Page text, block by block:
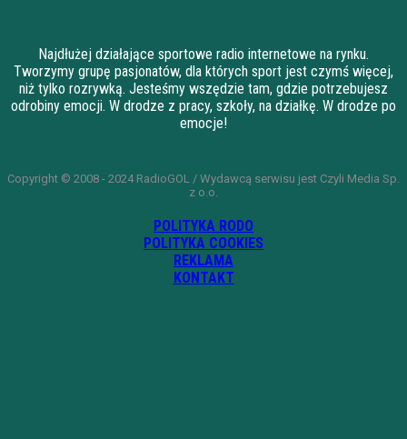
Najdłużej działające sportowe radio internetowe na rynku.
Tworzymy grupę pasjonatów, dla których sport jest czymś więcej,
niż tylko rozrywką. Jesteśmy wszędzie tam, gdzie potrzebujesz
odrobiny emocji. W drodze z pracy, szkoły, na działkę. W drodze po
emocje!
Copyright © 2008 - 2024 RadioGOL / Wydawcą serwisu jest Czyli Media Sp.
z o.o.
POLITYKA RODO
POLITYKA COOKIES
REKLAMA
KONTAKT